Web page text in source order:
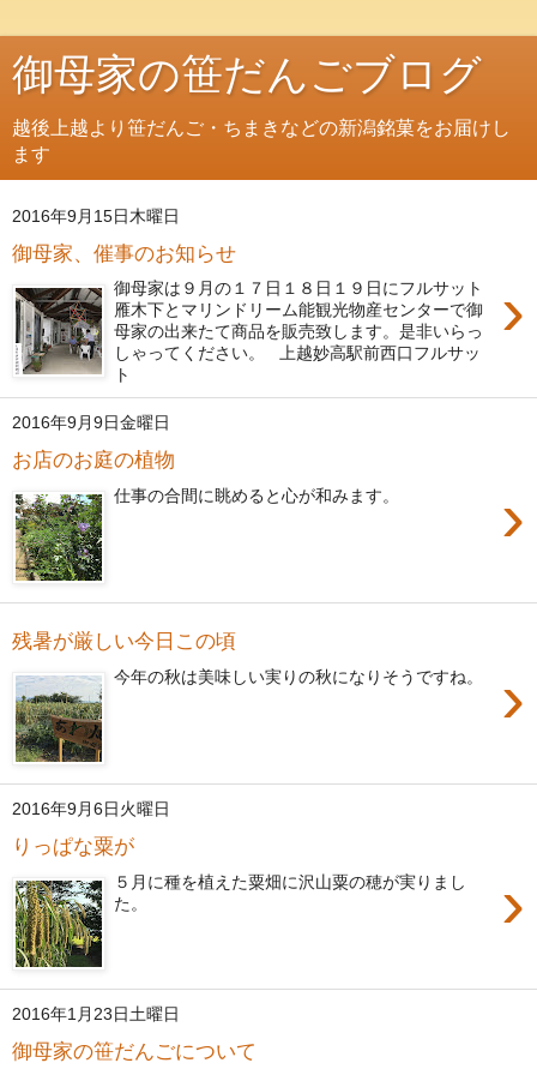
御母家の笹だんごブログ
越後上越より笹だんご・ちまきなどの新潟銘菓をお届けし
ます
2016年9月15日木曜日
御母家、催事のお知らせ
›
御母家は９月の１７日１８日１９日にフルサット
雁木下とマリンドリーム能観光物産センターで御
母家の出来たて商品を販売致します。是非いらっ
しゃってください。 上越妙高駅前西口フルサッ
ト
2016年9月9日金曜日
お店のお庭の植物
›
仕事の合間に眺めると心が和みます。
残暑が厳しい今日この頃
›
今年の秋は美味しい実りの秋になりそうですね。
2016年9月6日火曜日
りっぱな粟が
›
５月に種を植えた粟畑に沢山粟の穂が実りまし
た。
2016年1月23日土曜日
御母家の笹だんごについて